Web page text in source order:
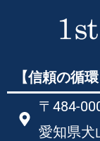
【信頼の循環
〒484-
愛知県犬